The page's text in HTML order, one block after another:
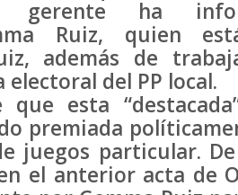
gerente ha
Ruiz, quien
además de
del PP local.
que esta
premiada
juegos particular. De
el anterior acta de